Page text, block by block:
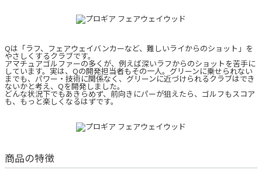
Qは「ラフ、フェアウェイバンカーなど、難しいライからのショット」を
やさしくするクラブです。
アマチュアゴルファーの多くが、例えば深いラフからのショットを苦手に
しています。実は、Qの開発担当者もその一人。グリーンに乗せられない
までも、パワー・技術に関係なく、グリーンに近づけられるクラブはでき
ないかと考え、Qを開発しました。
どんな状況下でもあきらめず、前向きにパーが狙えたら、ゴルフもスコア
も、もっと楽しくなるはずです。
商品の特徴